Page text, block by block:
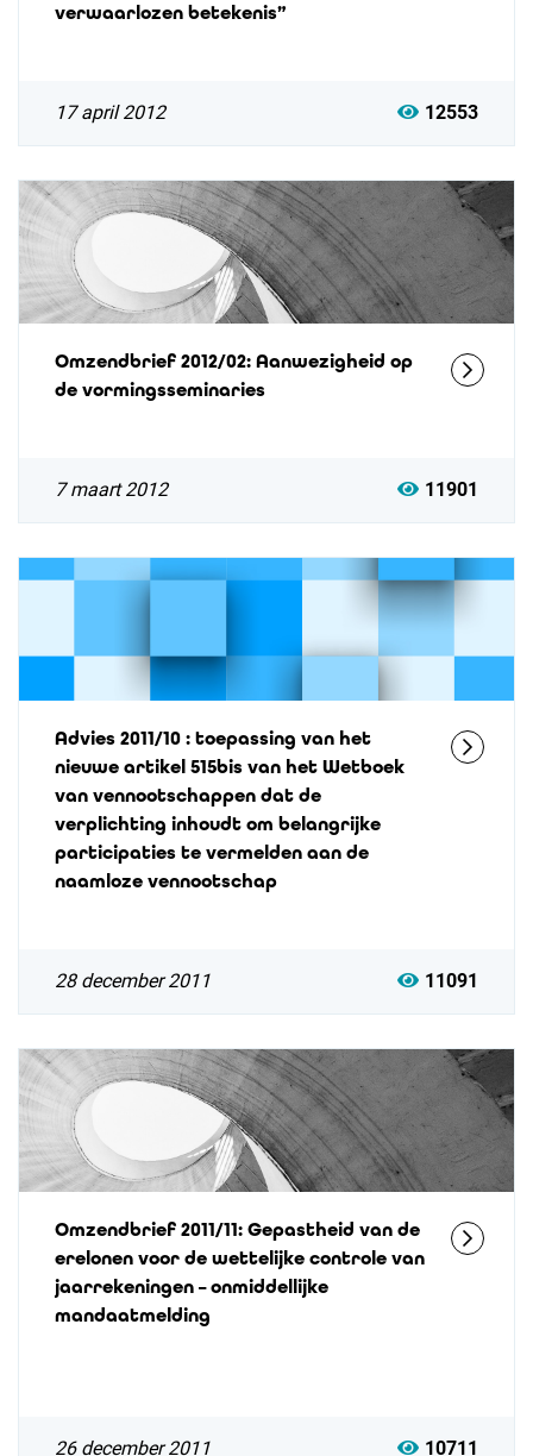
verwaarlozen betekenis”
17 april 2012 12553
Omzendbrief 2012/02: Aanwezigheid op
de vormingsseminaries
7 maart 2012 11901
Advies 2011/10 : toepassing van het
nieuwe artikel 515bis van het Wetboek
van vennootschappen dat de
verplichting inhoudt om belangrijke
participaties te vermelden aan de
naamloze vennootschap
28 december 2011 11091
Omzendbrief 2011/11: Gepastheid van de
erelonen voor de wettelijke controle van
jaarrekeningen – onmiddellijke
mandaatmelding
26 december 2011 10711